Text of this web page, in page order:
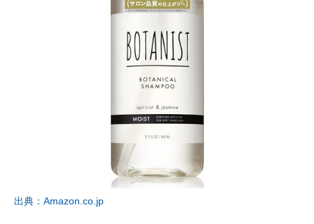
出典：Amazon.co.jp